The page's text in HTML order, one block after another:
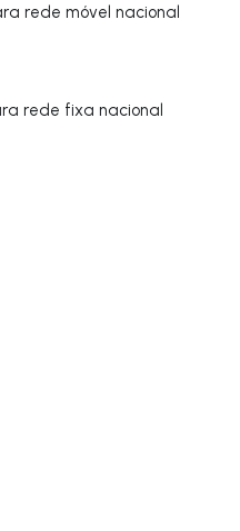
rede móvel nacional
rede fixa nacional